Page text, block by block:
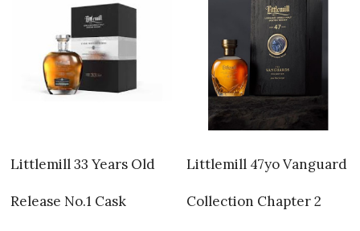
Littlemill 33 Years Old
Release No.1 Cask
Littlemill 47yo Vanguard
Collection Chapter 2